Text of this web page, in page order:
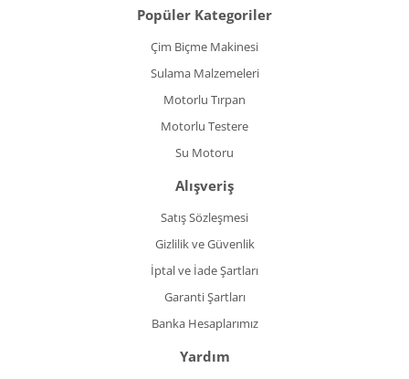
Popüler Kategoriler
Çim Biçme Makinesi
Sulama Malzemeleri
Motorlu Tırpan
Motorlu Testere
Su Motoru
Alışveriş
Satış Sözleşmesi
Gizlilik ve Güvenlik
İptal ve İade Şartları
Garanti Şartları
Banka Hesaplarımız
Yardım